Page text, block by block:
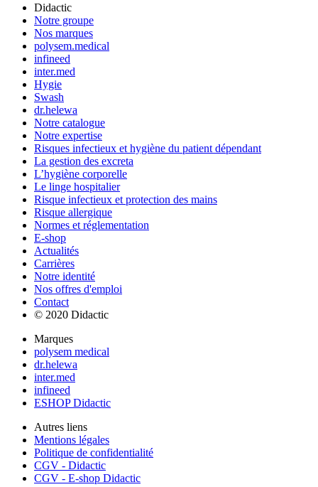
Didactic
Notre groupe
Nos marques
polysem.medical
infineed
inter.med
Hygie
Swash
dr.helewa
Notre catalogue
Notre expertise
Risques infectieux et hygiène du patient dépendant
La gestion des excreta
L’hygiène corporelle
Le linge hospitalier
Risque infectieux et protection des mains
Risque allergique
Normes et réglementation
E-shop
Actualités
Carrières
Notre identité
Nos offres d'emploi
Contact
© 2020 Didactic
Marques
polysem medical
dr.helewa
inter.med
infineed
ESHOP Didactic
Autres liens
Mentions légales
Politique de confidentialité
CGV - Didactic
CGV - E-shop Didactic